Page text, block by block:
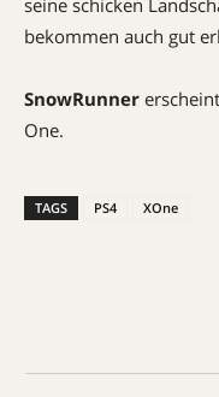
seine schicken
bekommen auch gut
SnowRunner
One.
TAGS PS4 XOne